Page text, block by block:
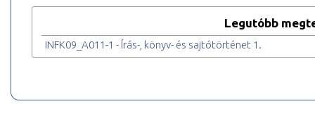
Legutóbb
INFK09_A011-1 - Írás-, könyv- és sajtótörténet 1.